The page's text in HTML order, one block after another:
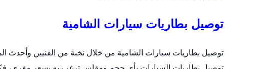
توصيل بطاريات سيارات الشامية
توصيل بطاريات سيارات الشامية من خلال نخبة من الفنيين وأحدث